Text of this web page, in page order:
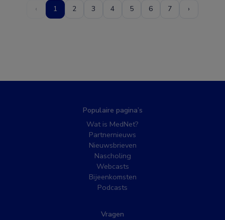
‹ 1 2 3 4 5 6 7 ›
Populaire pagina’s
Wat is MedNet?
Partnernieuws
Nieuwsbrieven
Nascholing
Webcasts
Bijeenkomsten
Podcasts
Vragen